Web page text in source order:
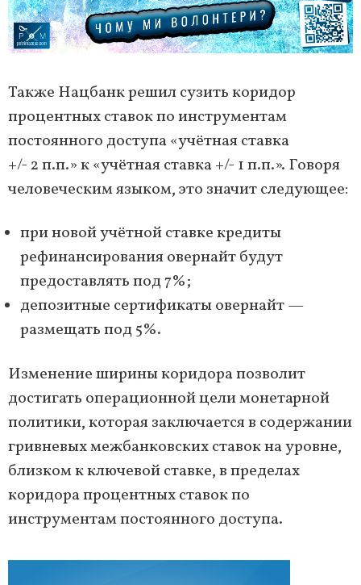
Также Нацбанк решил сузить коридор
процентных ставок по инструментам
постоянного доступа «учётная ставка
+/- 2 п.п.» к «учётная ставка +/- 1 п.п.». Говоря
человеческим языком, это значит следующее:
при новой учётной ставке кредиты
рефинансирования овернайт будут
предоставлять под 7%;
депозитные сертификаты овернайт —
размещать под 5%.
Изменение ширины коридора позволит
достигать операционной цели монетарной
политики, которая заключается в содержании
гривневых межбанковских ставок на уровне,
близком к ключевой ставке, в пределах
коридора процентных ставок по
инструментам постоянного доступа.